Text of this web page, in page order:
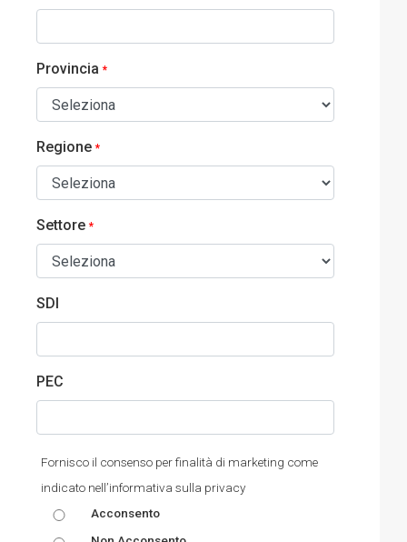
Provincia *
Regione *
Settore *
SDI
PEC
Fornisco il consenso per finalità di marketing come
indicato nell’informativa sulla privacy
Acconsento